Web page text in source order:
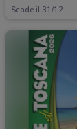
Scade il 31/12